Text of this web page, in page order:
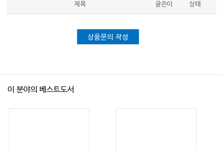
제목 글쓴이 상태
상품문의 작성
이 분야의 베스트도서